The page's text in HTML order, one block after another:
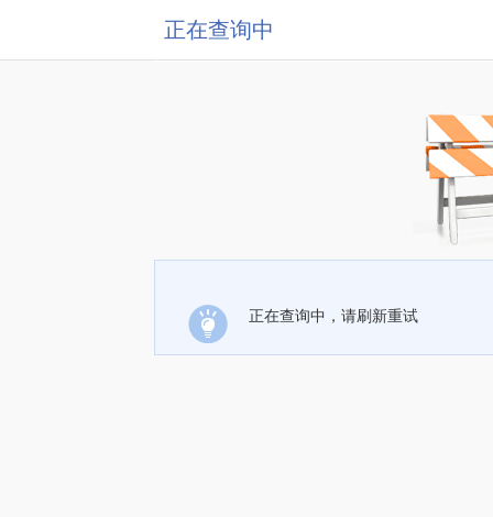
正在查询中
正在查询中，请刷新重试